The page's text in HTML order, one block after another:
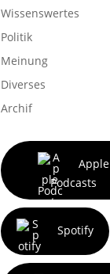
Wissenswertes
Politik
Meinung
Diverses
Archif
Apple
Podcasts
Spotify